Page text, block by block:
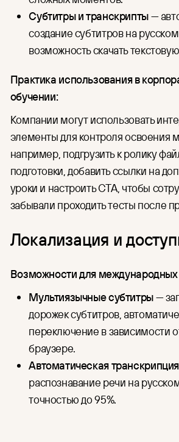
Субтитры и транскрипты—
создание субтитров на
возможность скачать
Практика использования в
обучении:
Компании могут использовать
элементы для контроля освоения
например, подгрузить к ролику
подготовки, добавить ссылки на
уроки и настроить CTA, чтобы
забывали проходить тесты после
Локализация и
Возможности для
Мультиязычные субтитры—
дорожек субтитров,
переключение в зависимости
браузере.
Автоматическая транскрипция
распознавание речи на
точностью до 95%.